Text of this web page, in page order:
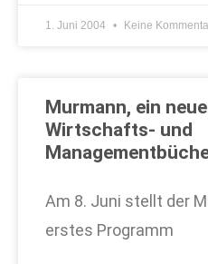
1. Juni 2004 Keine
Murmann, ein
Wirtschafts- und
Am 8. Juni stellt der
erstes Programm